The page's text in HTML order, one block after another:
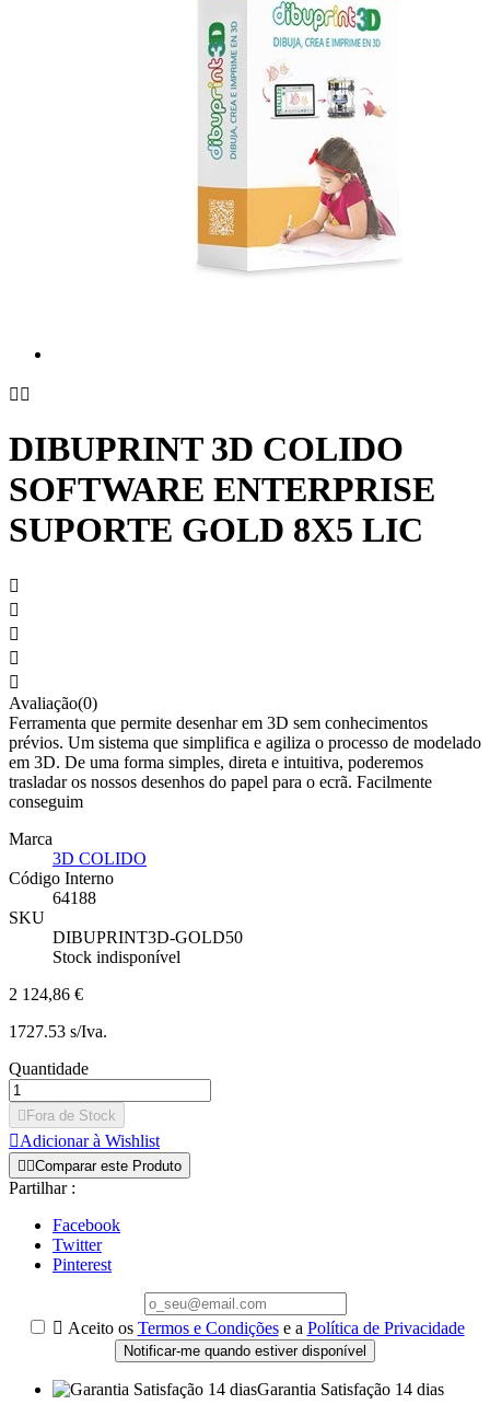
 
DIBUPRINT 3D COLIDO
SOFTWARE ENTERPRISE
SUPORTE GOLD 8X5 LIC





Avaliação(0)
Ferramenta que permite desenhar em 3D sem conhecimentos
prévios. Um sistema que simplifica e agiliza o processo de modelado
em 3D. De uma forma simples, direta e intuitiva, poderemos
trasladar os nossos desenhos do papel para o ecrã. Facilmente
conseguim
Marca
3D COLIDO
Código Interno
64188
SKU
DIBUPRINT3D-GOLD50
Stock indisponível
2 124,86 €
1727.53 s/Iva.
Quantidade
 Fora de Stock
Adicionar à Wishlist
 Comparar este Produto
Partilhar :
Facebook
Twitter
Pinterest
 Aceito os Termos e Condiçõese a Política de Privacidade
Notificar-me quando estiver disponível
Garantia Satisfação 14 dias